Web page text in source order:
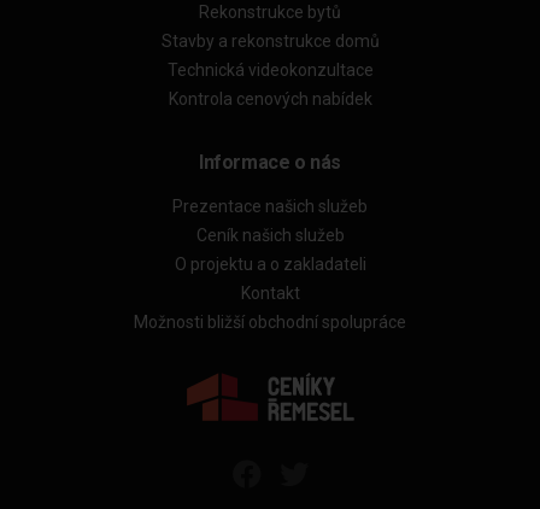
Rekonstrukce bytů
Stavby a rekonstrukce domů
Technická videokonzultace
Kontrola cenových nabídek
Informace o nás
Prezentace našich služeb
Ceník našich služeb
O projektu a o zakladateli
Kontakt
Možnosti bližší obchodní spolupráce